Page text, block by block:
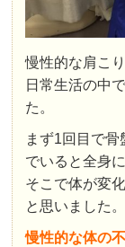
慢性的な肩こ
日常生活の中
た。
まず1回目で
でいると全身
そこで体が変
と思いました。
慢性的な体の